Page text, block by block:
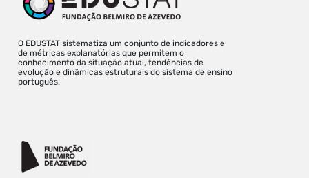
O EDUSTAT sistematiza um conjunto de indicadores e
de métricas explanatórias que permitem o
conhecimento da situação atual, tendências de
evolução e dinâmicas estruturais do sistema de ensino
português.